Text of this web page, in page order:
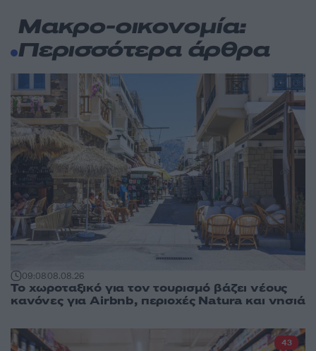
Μακρο-οικονομία:
Περισσότερα άρθρα
09:0808.08.26
Το χωροταξικό για τον τουρισμό βάζει νέους
κανόνες για Airbnb, περιοχές Natura και νησιά
43